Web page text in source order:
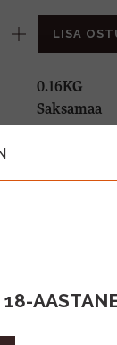
LISA
0.16KG
Saksamaa